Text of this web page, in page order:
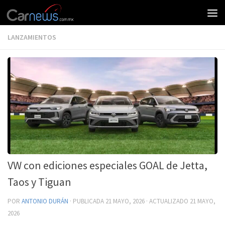
LANZAMIENTOS
VW con ediciones especiales GOAL de Jetta,
Taos y Tiguan
POR ANTONIO DURÁN · PUBLICADA 21 MAYO, 2026 · ACTUALIZADO 21 MAYO,
2026